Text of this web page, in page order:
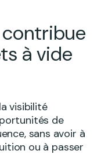
à vide
visibilité
de
sans avoir à
ou à passer